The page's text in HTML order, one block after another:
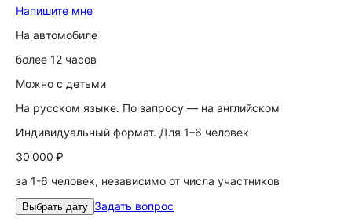
Напишите мне
На автомобиле
более 12 часов
Можно с детьми
На русском языке. По запросу — на английском
Индивидуальный формат. Для 1–6 человек
30 000 ₽
за 1-6 человек, независимо от числа участников
Выбрать дату Задать вопрос